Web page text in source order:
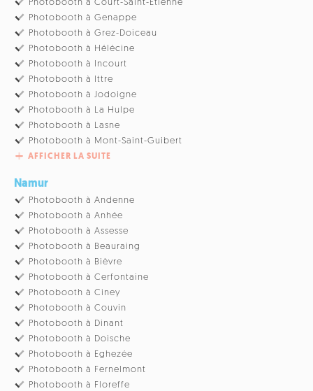
Photobooth à Court-Saint-Etienne
Photobooth à Genappe
Photobooth à Grez-Doiceau
Photobooth à Hélécine
Photobooth à Incourt
Photobooth à Ittre
Photobooth à Jodoigne
Photobooth à La Hulpe
Photobooth à Lasne
Photobooth à Mont-Saint-Guibert
AFFICHER LA SUITE
Namur
Photobooth à Andenne
Photobooth à Anhée
Photobooth à Assesse
Photobooth à Beauraing
Photobooth à Bièvre
Photobooth à Cerfontaine
Photobooth à Ciney
Photobooth à Couvin
Photobooth à Dinant
Photobooth à Doische
Photobooth à Eghezée
Photobooth à Fernelmont
Photobooth à Floreffe